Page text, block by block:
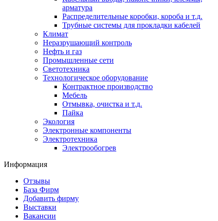
арматура
Распределительные коробки, короба и т.д.
Трубные системы для прокладки кабелей
Климат
Неразрушающий контроль
Нефть и газ
Промышленные сети
Светотехника
Технологическое оборудование
Контрактное производство
Мебель
Отмывка, очистка и т.д.
Пайка
Экология
Электронные компоненты
Электротехника
Электрообогрев
Информация
Отзывы
База Фирм
Добавить фирму
Выставки
Вакансии